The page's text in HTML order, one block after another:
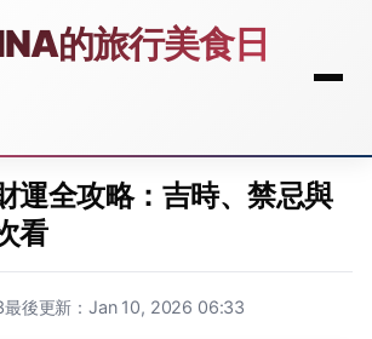
的旅行美食日
運全攻略：吉時、禁忌與
看
最後更新：Jan 10, 2026 06:33